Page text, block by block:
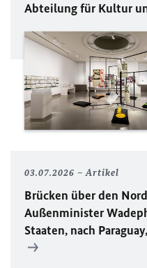
Abteilung für Kultur
03.07.2026 Artikel
Brücken über den
Außenminister
Staaten, nach